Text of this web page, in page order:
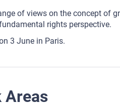
of views on the concept of
rights perspective.
3 June in Paris.
Areas